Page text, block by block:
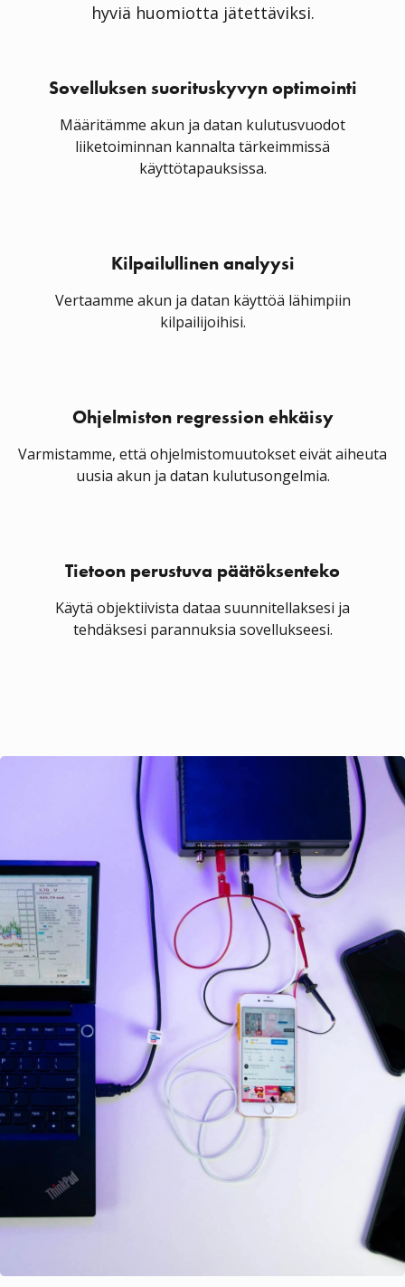
hyviä huomiotta jätettäviksi.
Sovelluksen suorituskyvyn optimointi
Määritämme akun ja datan kulutusvuodot
liiketoiminnan kannalta tärkeimmissä
käyttötapauksissa.
Kilpailullinen analyysi
Vertaamme akun ja datan käyttöä lähimpiin
kilpailijoihisi.
Ohjelmiston regression ehkäisy
Varmistamme, että ohjelmistomuutokset eivät aiheuta
uusia akun ja datan kulutusongelmia.
Tietoon perustuva päätöksenteko
Käytä objektiivista dataa suunnitellaksesi ja
tehdäksesi parannuksia sovellukseesi.